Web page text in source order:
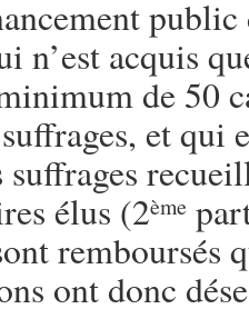
n’est acquis
de 50
et qui
élus (2ème
remboursés
ont donc